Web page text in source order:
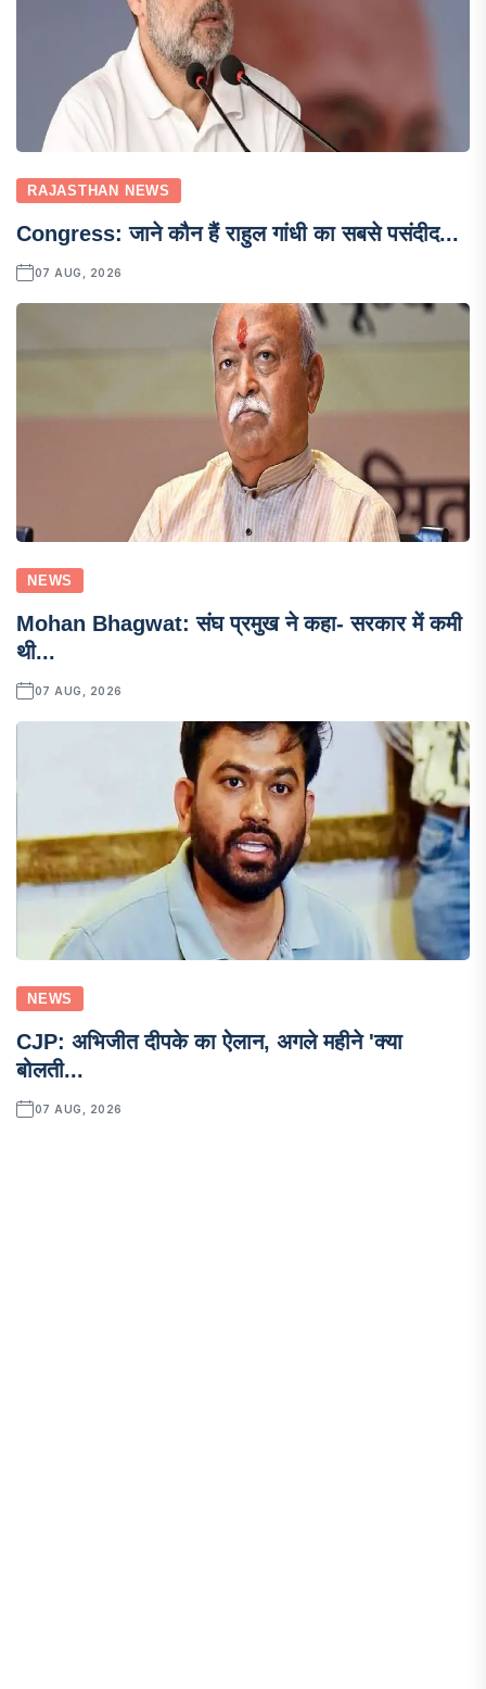
RAJASTHAN NEWS
Congress: जाने कौन हैं राहुल गांधी का सबसे पसंदीद...
07 AUG, 2026
NEWS
Mohan Bhagwat: संघ प्रमुख ने कहा- सरकार में कमी
थी...
07 AUG, 2026
NEWS
CJP: अभिजीत दीपके का ऐलान, अगले महीने 'क्या
बोलती...
07 AUG, 2026